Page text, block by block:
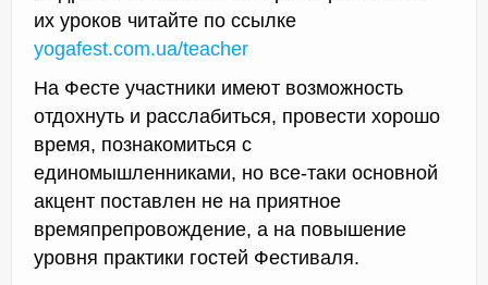
их уроков читайте по ссылке
yogafest.com.ua/teacher
На Фесте участники имеют возможность
отдохнуть и расслабиться, провести хорошо
время, познакомиться с
единомышленниками, но все-таки основной
акцент поставлен не на приятное
времяпрепровождение, а на повышение
уровня практики гостей Фестиваля.